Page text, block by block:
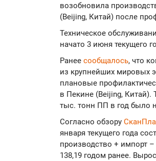
возобновила
(Beijing, Китай) после
Техническое
начато 3 июня текущего
Ранее сообщалось, что
из крупнейших мировых
плановые
в Пекине (Beijing,
тыс. тонн ПП в год было
Согласно обзору
января текущего года
производство + импорт –
138,19 годом ранее.